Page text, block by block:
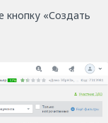
кнопку «Создать